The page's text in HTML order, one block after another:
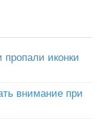
пропали иконки
внимание при